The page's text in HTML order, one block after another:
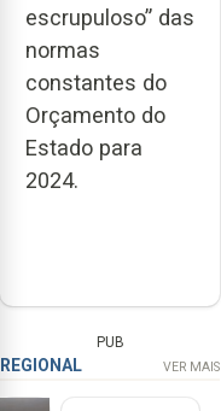
escrupuloso” das
normas
constantes do
Orçamento do
Estado para
2024.
PUB
REGIONAL VER MAIS